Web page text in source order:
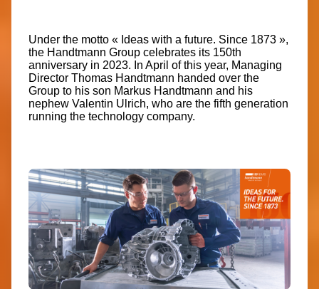
Under the motto « Ideas with a future. Since 1873 »,
the Handtmann Group celebrates its 150th
anniversary in 2023. In April of this year, Managing
Director Thomas Handtmann handed over the
Group to his son Markus Handtmann and his
nephew Valentin Ulrich, who are the fifth generation
running the technology company.